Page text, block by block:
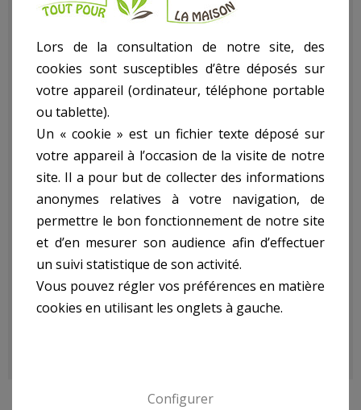
Pour aménager réparer construire décorer chez vous avec Le
dans notre rayon bricolage article
Malle.
Descriptif technique
Malle De Chantier ref.
MAL774033-ALM:
- Dimensions : 77X40X33 Cm
- En Aluminium Martelé 1,5Mm D'Épaisseur
- Résistant À L'Eau
- Poids kg(environ) : 13
Lors de la consultation de notre site, des
cookies sont susceptibles d’être déposés sur
votre appareil (ordinateur, téléphone portable
ou tablette).
Un « cookie » est un fichier texte déposé sur
votre appareil à l’occasion de la visite de notre
site. Il a pour but de collecter des informations
anonymes relatives à votre navigation, de
permettre le bon fonctionnement de notre site
et d’en mesurer son audience afin d’effectuer
un suivi statistique de son activité.
Vous pouvez régler vos préférences en matière
cookies en utilisant les onglets à gauche.
Configurer